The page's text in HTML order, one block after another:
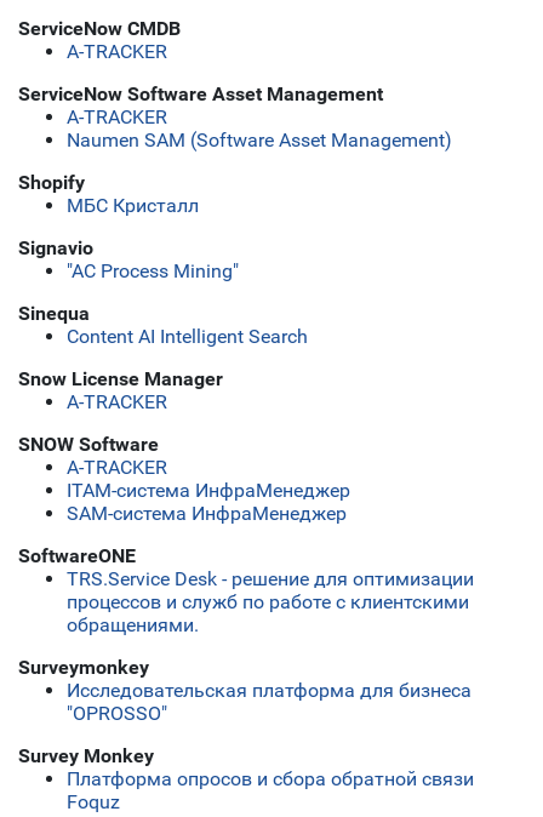
ServiceNow CMDB
A-TRACKER
ServiceNow Software Asset Management
A-TRACKER
Naumen SAM (Software Asset Management)
Shopify
МБС Кристалл
Signavio
"АС Process Mining"
Sinequa
Content AI Intelligent Search
Snow License Manager
A-TRACKER
SNOW Software
A-TRACKER
ITAM-система ИнфраМенеджер
SAM-система ИнфраМенеджер
SoftwareONE
TRS.Service Desk - решение для оптимизации
процессов и служб по работе с клиентскими
обращениями.
Surveymonkey
Исследовательская платформа для бизнеса
"OPROSSO"
Survey Monkey
Платформа опросов и сбора обратной связи
Foquz